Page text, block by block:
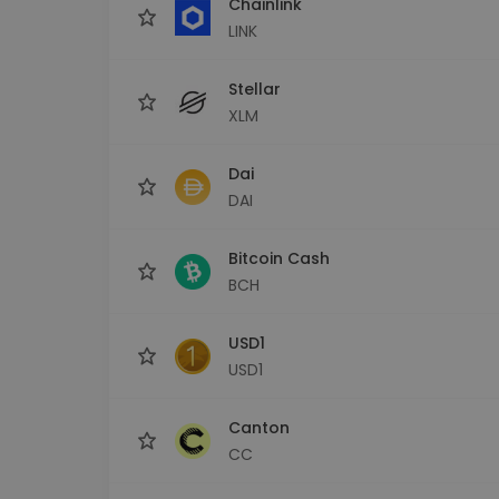
LINK
Stellar
XLM
Dai
DAI
Bitcoin Cash
BCH
USD1
USD1
Canton
CC